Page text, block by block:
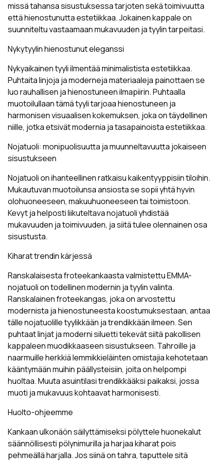
missä tahansa sisustuksessa tarjoten sekä toimivuutta
että hienostunutta estetiikkaa. Jokainen kappale on
suunniteltu vastaamaan mukavuuden ja tyylin tarpeitasi.
Nykytyylin hienostunut eleganssi
Nykyaikainen tyyli ilmentää minimalistista estetiikkaa.
Puhtaita linjoja ja moderneja materiaaleja painottaen se
luo rauhallisen ja hienostuneen ilmapiirin. Puhtaalla
muotoilullaan tämä tyyli tarjoaa hienostuneen ja
harmonisen visuaalisen kokemuksen, joka on täydellinen
niille, jotka etsivät modernia ja tasapainoista estetiikkaa.
Nojatuoli: monipuolisuutta ja muunneltavuutta jokaiseen
sisustukseen
Nojatuoli on ihanteellinen ratkaisu kaikentyyppisiin tiloihin.
Mukautuvan muotoilunsa ansiosta se sopii yhtä hyvin
olohuoneeseen, makuuhuoneeseen tai toimistoon.
Kevyt ja helposti liikuteltava nojatuoli yhdistää
mukavuuden ja toimivuuden, ja siitä tulee olennainen osa
sisustusta.
Kiharat trendin kärjessä
Ranskalaisesta froteekankaasta valmistettu EMMA-
nojatuoli on todellinen modernin ja tyylin valinta.
Ranskalainen froteekangas, joka on arvostettu
modernista ja hienostuneesta koostumuksestaan, antaa
tälle nojatuolille tyylikkään ja trendikkään ilmeen. Sen
puhtaat linjat ja moderni siluetti tekevät siitä pakollisen
kappaleen muodikkaaseen sisustukseen. Tahroille ja
naarmuille herkkiä lemmikkieläinten omistajia kehotetaan
kääntymään muihin päällysteisiin, joita on helpompi
huoltaa. Muuta asuintilasi trendikkääksi paikaksi, jossa
muoti ja mukavuus kohtaavat harmonisesti.
Huolto-ohjeemme
Kankaan ulkonäön säilyttämiseksi pölyttele huonekalut
säännöllisesti pölynimurilla ja harjaa kiharat pois
pehmeällä harjalla. Jos siinä on tahra, taputtele sitä